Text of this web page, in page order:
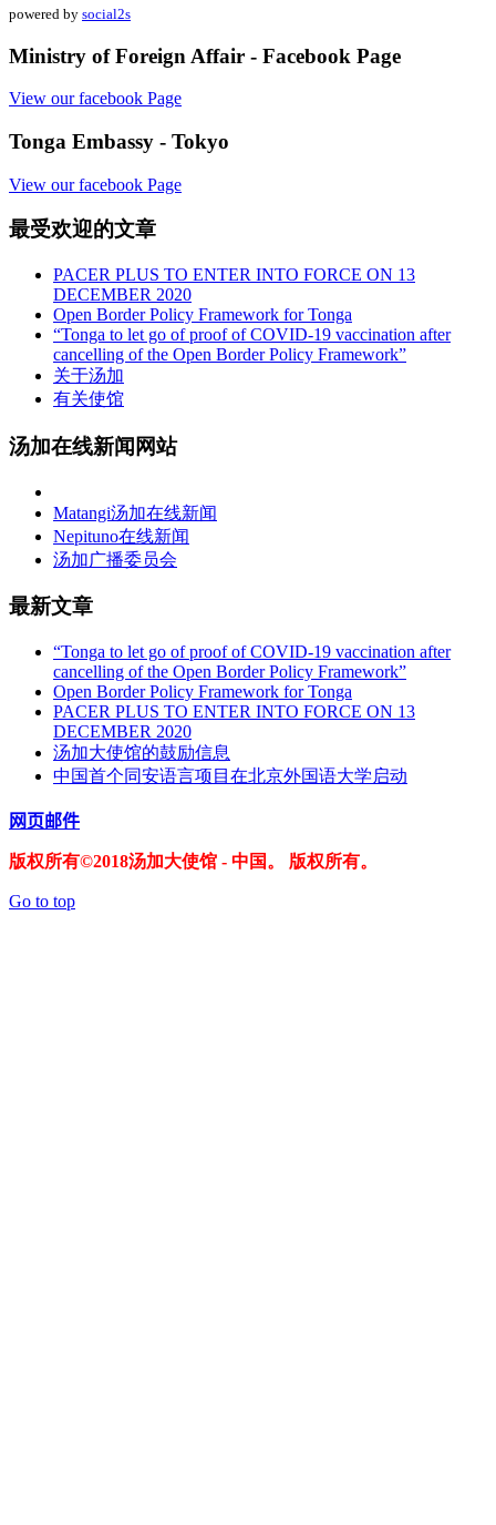
powered by social2s
Ministry of Foreign Affair - Facebook Page
View our facebook Page
Tonga Embassy - Tokyo
View our facebook Page
最受欢迎的文章
PACER PLUS TO ENTER INTO FORCE ON 13
DECEMBER 2020
Open Border Policy Framework for Tonga
“Tonga to let go of proof of COVID-19 vaccination after
cancelling of the Open Border Policy Framework”
关于汤加
有关使馆
汤加在线新闻网站
Matangi汤加在线新闻
Nepituno在线新闻
汤加广播委员会
最新文章
“Tonga to let go of proof of COVID-19 vaccination after
cancelling of the Open Border Policy Framework”
Open Border Policy Framework for Tonga
PACER PLUS TO ENTER INTO FORCE ON 13
DECEMBER 2020
汤加大使馆的鼓励信息
中国首个同安语言项目在北京外国语大学启动
网页邮件
版权所有©2018汤加大使馆 - 中国。 版权所有。
Go to top